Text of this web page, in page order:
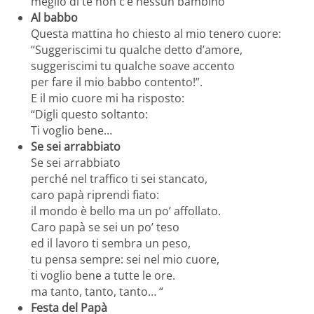
Al babbo
Questa mattina ho chiesto al mio tenero cuore:
“Suggeriscimi tu qualche detto d’amore,
suggeriscimi tu qualche soave accento
per fare il mio babbo contento!”.
E il mio cuore mi ha risposto:
“Digli questo soltanto:
Ti voglio bene…
Se sei arrabbiato
Se sei arrabbiato
perché nel traffico ti sei stancato,
caro papà riprendi fiato:
il mondo è bello ma un po’ affollato.
Caro papà se sei un po’ teso
ed il lavoro ti sembra un peso,
tu pensa sempre: sei nel mio cuore,
ti voglio bene a tutte le ore.
ma tanto, tanto, tanto… “
Festa del Papà